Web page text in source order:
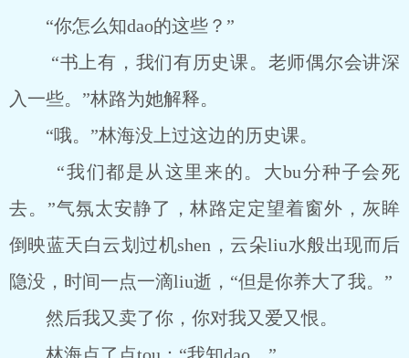
“你怎么知dao的这些？”
“书上有，我们有历史课。老师偶尔会讲深
入一些。”林路为她解释。
“哦。”林海没上过这边的历史课。
“我们都是从这里来的。大bu分种子会死
去。”气氛太安静了，林路定定望着窗外，灰眸
倒映蓝天白云划过机shen，云朵liu水般出现而后
隐没，时间一点一滴liu逝，“但是你养大了我。”
然后我又卖了你，你对我又爱又恨。